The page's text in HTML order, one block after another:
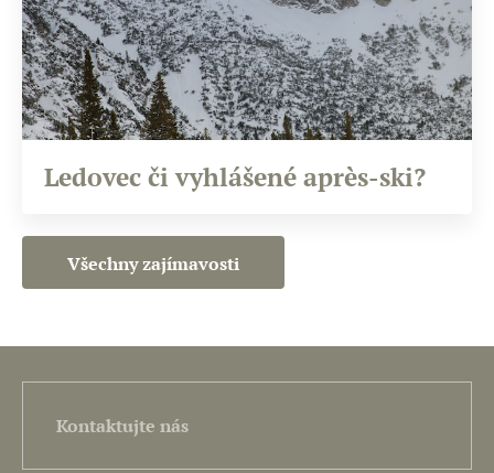
Ledovec či vyhlášené après-ski?
Všechny zajímavosti
Kontaktujte nás